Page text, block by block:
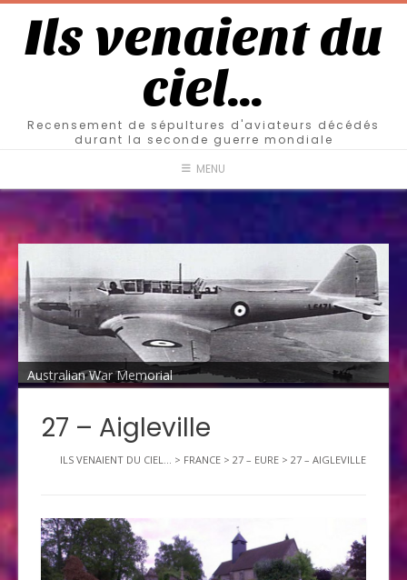
Ils venaient du
ciel…
Recensement de sépultures d'aviateurs décédés
durant la seconde guerre mondiale
MENU
Australian War Memorial
27 – Aigleville
ILS VENAIENT DU CIEL... > FRANCE > 27 – EURE > 27 – AIGLEVILLE